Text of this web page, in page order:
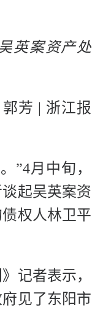
英案资产处
芳 | 浙江报
”4月中旬，
起吴英案资
权人林卫平
记者表示，
见了东阳市